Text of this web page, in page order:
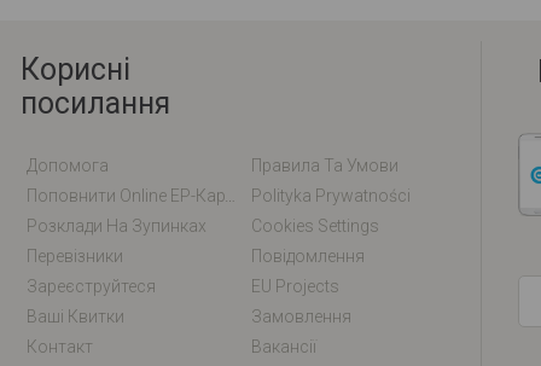
Корисні
посилання
Допомога
Правила Та Умови
Polityka Prywatności
Розклади На Зупинках
Cookies Settings
Перевізники
Повідомлення
Зареєструйтеся
EU Projects
Ваші Квитки
Замовлення
Контакт
Вакансії